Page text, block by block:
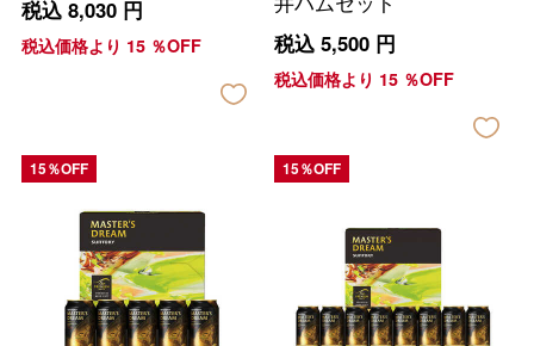
税込 8,030円
税込価格より 15％OFF
税込 5,500円
税込価格より 15％OFF
15％OFF 15％OFF